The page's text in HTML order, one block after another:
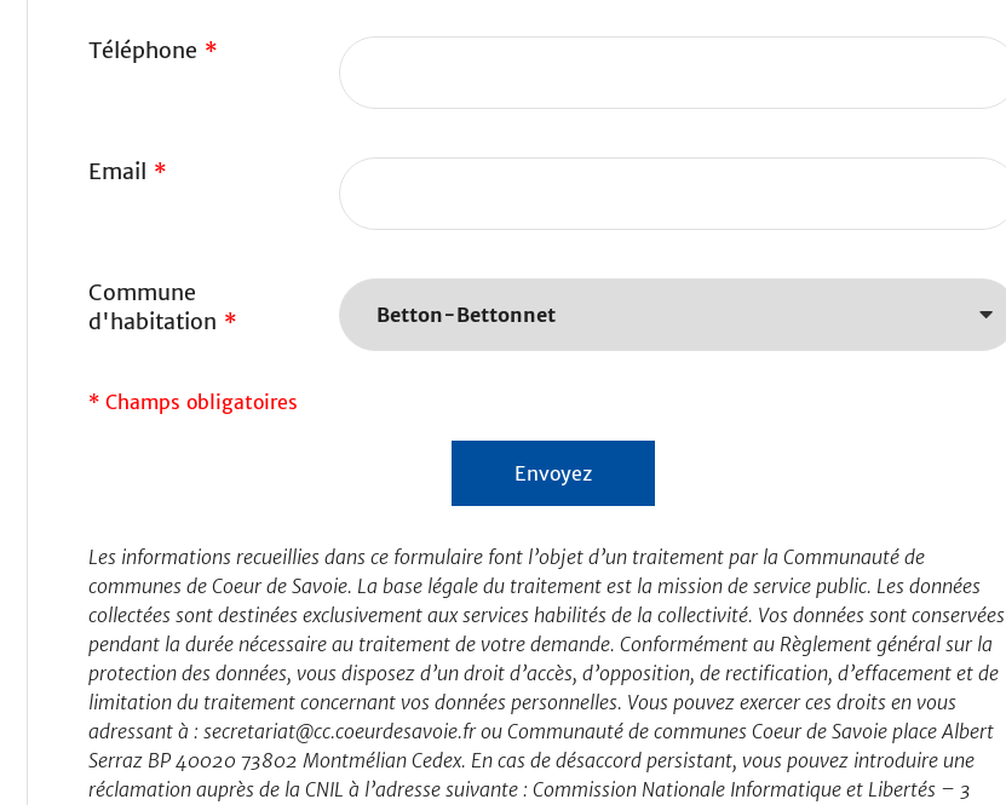
Téléphone *
Email *
Commune
d'habitation *
* Champs obligatoires
Les informations recueillies dans ce formulaire font l’objet d’un traitement par la Communauté de
communes de Coeur de Savoie. La base légale du traitement est la mission de service public. Les données
collectées sont destinées exclusivement aux services habilités de la collectivité. Vos données sont conservées
pendant la durée nécessaire au traitement de votre demande. Conformément au Règlement général sur la
protection des données, vous disposez d’un droit d’accès, d’opposition, de rectification, d’effacement et de
limitation du traitement concernant vos données personnelles. Vous pouvez exercer ces droits en vous
adressant à : secretariat@cc.coeurdesavoie.fr ou Communauté de communes Coeur de Savoie place Albert
Serraz BP 40020 73802 Montmélian Cedex. En cas de désaccord persistant, vous pouvez introduire une
réclamation auprès de la CNIL à l’adresse suivante : Commission Nationale Informatique et Libertés – 3